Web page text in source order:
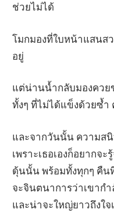
ช่วยไม่ได้
โมกมองที่ใบหน้าแสนส
อยู่
แต่น่านน้ำกลับมองควย
ทั้งๆ ที่ไม่ได้แข็งด้วยซ้ำ
และจากวันนั้น ความส
เพราะเธอเองก็อยากจ
ดุ้นนั้น พร้อมทั้งทุกๆ คืน
จะจินตนาการว่าเขาก
และน่าจะใหญ่ยาวถึงใ